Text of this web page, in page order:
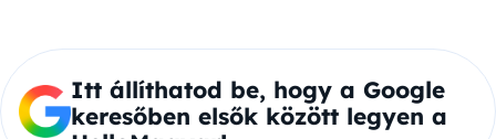
Itt állíthatod be, hogy a Google
keresőben elsők között legyen a